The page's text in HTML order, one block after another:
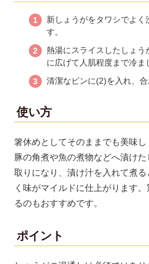
新しょうがをタワシでよく
す。
熱湯にスライスしたしょ
に広げて人肌程度まで冷ま
清潔なビンに(2)を入れ、合
使い方
箸休めとしてそのままでも美味し
豚の角煮や魚の煮物などへ漬け
取りになり、漬け汁を入れて煮
く味がマイルドに仕上がります
るのもおすすめです。
ポイント